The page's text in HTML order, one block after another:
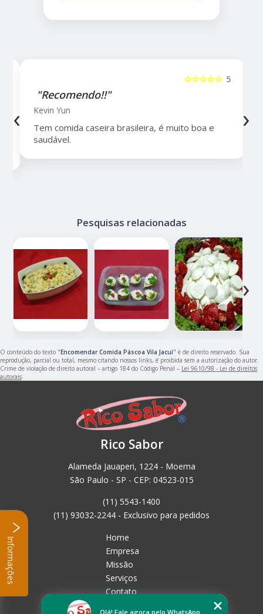
5
☆☆☆☆☆
"Recomendo!!"
Kevin Yun
Tem comida caseira brasileira, é muito boa e
saudável.
‹ ›
Pesquisas relacionadas
‹ ›
O conteúdo do texto "Encomendar Comida Páscoa Vila Jacuí" é de direito reservado. Sua
reprodução, parcial ou total, mesmo citando nossos links, é proibida sem a autorização do autor.
Crime de violação de direito autoral – artigo 184 do Código Penal – Lei 9610/98 - Lei de direitos
autorais.
Rico Sabor
Alameda Jauaperi, 1224 - Moema
São Paulo - SP - CEP: 04523-015
(11) 5543-1400
(11) 93032-2244 - Exclusivo para pedidos
Home
Empresa
Missão
Serviços
Contato
Olá! Fale agora pelo WhatsApp.
Informações